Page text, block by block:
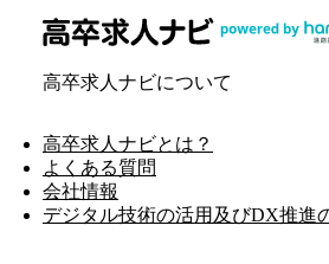
高卒求人ナビについて
高卒求人ナビとは？
よくある質問
会社情報
デジタル技術の活用及びDX推進